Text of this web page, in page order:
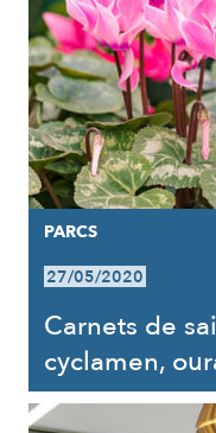
PARCS
27/05/2020
Carnets de
cyclamen,